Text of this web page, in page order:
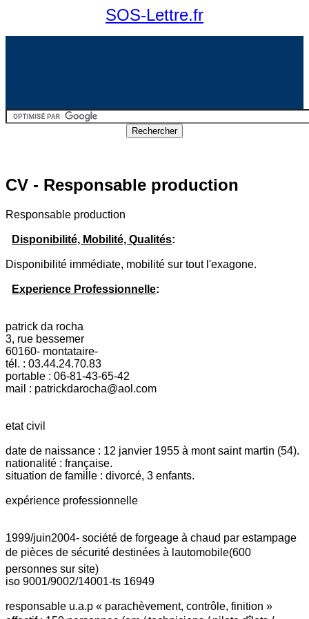
SOS-Lettre.fr
CV - Responsable production
Responsable production
Disponibilité, Mobilité, Qualités:
Disponibilité immédiate, mobilité sur tout l'exagone.
Experience Professionnelle:
patrick da rocha
3, rue bessemer
60160- montataire-
tél. : 03.44.24.70.83
portable : 06-81-43-65-42
mail : patrickdarocha@aol.com
etat civil
date de naissance : 12 janvier 1955 à mont saint martin (54).
nationalité : française.
situation de famille : divorcé, 3 enfants.
expérience professionnelle
1999/juin2004- société de forgeage à chaud par estampage
de pièces de sécurité destinées à lautomobile(600
personnes sur site)
iso 9001/9002/14001-ts 16949
responsable u.a.p « parachèvement, contrôle, finition »